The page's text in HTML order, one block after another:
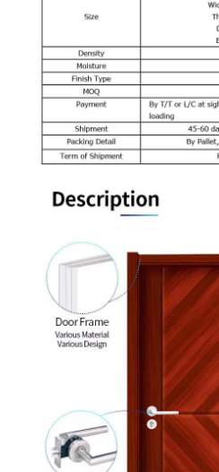
Flush Wenge Holow Melamine Door
Dunkelbraune bündige Melamintür